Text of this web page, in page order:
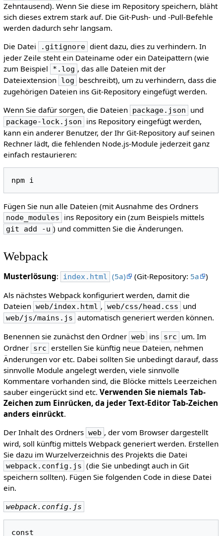
Zehntausend). Wenn Sie diese im Repository speichern, bläht
sich dieses extrem stark auf. Die Git-Push- und -Pull-Befehle
werden dadurch sehr langsam.
Die Datei
.gitignore dient dazu, dies zu verhindern. In
jeder Zeile steht ein Dateiname oder ein Dateipattern (wie
zum Beispiel
*.log , das alle Dateien mit der
Dateiextension log
beschreibt), um zu verhindern, dass die
zugehörigen Dateien ins Git-Repository eingefügt werden.
Wenn Sie dafür sorgen, die Dateien package.json und
package-lock.json
ins Repository eingefügt werden,
kann ein anderer Benutzer, der Ihr Git-Repository auf seinen
Rechner lädt, die fehlenden Node.js-Module jederzeit ganz
einfach restaurieren:
npm
Fügen Sie nun alle Dateien (mit Ausnahme des Ordners
node_modules ins Repository ein (zum Beispiels mittels
git add -u ) und committen Sie die Änderungen.
Webpack
Musterlösung: index.html (5a) (Git-Repository: 5a
)
Als nächstes Webpack konfiguriert werden, damit die
Dateien web/index.html , web/css/head.css und
web/js/mains.js automatisch generiert werden können.
Benennen sie zunächst den Ordner web ins src
um. Im
Ordner src erstellen Sie künftig neue Dateien, nehmen
Änderungen vor etc. Dabei sollten Sie unbedingt darauf, dass
sinnvolle Module angelegt werden, viele sinnvolle
Kommentare vorhanden sind, die Blöcke mittels Leerzeichen
sauber eingerückt sind etc. Verwenden Sie niemals Tab-
Zeichen zum Einrücken, da jeder Text-Editor Tab-Zeichen
anders einrückt.
Der Inhalt des Ordners web , der vom Browser dargestellt
wird, soll künftig mittels Webpack generiert werden. Erstellen
Sie dazu im Wurzelverzeichnis des Projekts die Datei
webpack.config.js (die Sie unbedingt auch in Git
speichern sollten). Fügen Sie folgenden Code in diese Datei
ein.
webpack.config.js
const